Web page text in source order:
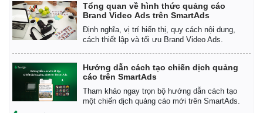
Thị trường
Tổng quan về hình thức quảng cáo
Brand Video Ads trên SmartAds
Định nghĩa, vị trí hiển thị, quy cách nội dung,
cách thiết lập và tối ưu Brand Video Ads.
Hướng dẫn cách tạo chiến dịch quảng
cáo trên SmartAds
Tham khảo ngay trọn bộ hướng dẫn cách tạo
một chiến dịch quảng cáo mới trên SmartAds.